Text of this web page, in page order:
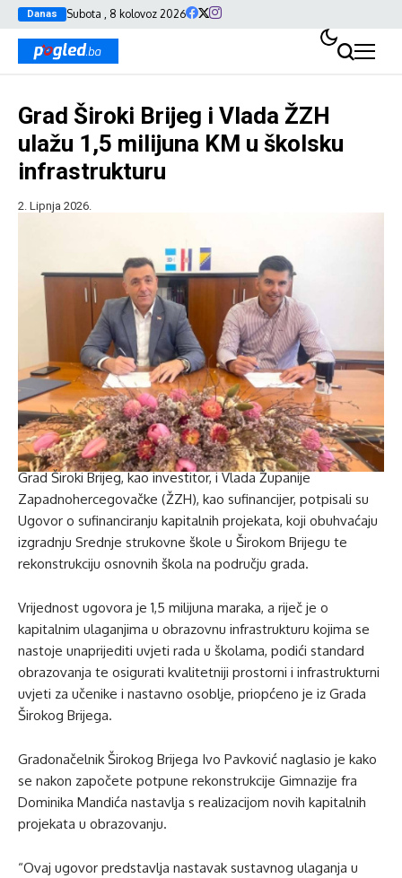
Danas Subota , 8 kolovoz 2026
Grad Široki Brijeg i Vlada ŽZH
ulažu 1,5 milijuna KM u školsku
infrastrukturu
2. Lipnja 2026.
Grad Široki Brijeg, kao investitor, i Vlada Županije
Zapadnohercegovačke (ŽZH), kao sufinancijer, potpisali su
Ugovor o sufinanciranju kapitalnih projekata, koji obuhvaćaju
izgradnju Srednje strukovne škole u Širokom Brijegu te
rekonstrukciju osnovnih škola na području grada.
Vrijednost ugovora je 1,5 milijuna maraka, a riječ je o
kapitalnim ulaganjima u obrazovnu infrastrukturu kojima se
nastoje unaprijediti uvjeti rada u školama, podići standard
obrazovanja te osigurati kvalitetniji prostorni i infrastrukturni
uvjeti za učenike i nastavno osoblje, priopćeno je iz Grada
Širokog Brijega.
Gradonačelnik Širokog Brijega Ivo Pavković naglasio je kako
se nakon započete potpune rekonstrukcije Gimnazije fra
Dominika Mandića nastavlja s realizacijom novih kapitalnih
projekata u obrazovanju.
“Ovaj ugovor predstavlja nastavak sustavnog ulaganja u